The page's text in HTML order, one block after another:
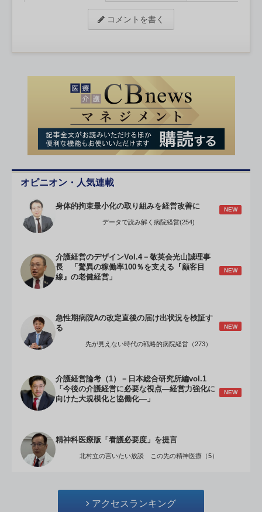
コメントを書く
オピニオン・人気連載
身体的拘束最小化の取り組みを経営改善に NEW
データで読み解く病院経営(254)
介護経営のデザインVol.4－敬英会光山誠理事
長 「驚異の稼働率100％を支える『顧客目
線』の老健経営」
NEW
急性期病院Aの改定直後の届け出状況を検証す
る
NEW
先が見えない時代の戦略的病院経営（273）
介護経営論考（1）－日本総合研究所編vol.1
「今後の介護経営に必要な視点―経営力強化に
向けた大規模化と協働化―」
NEW
精神科医療版「看護必要度」を提言
北村立の言いたい放談 この先の精神医療（5）
アクセスランキング